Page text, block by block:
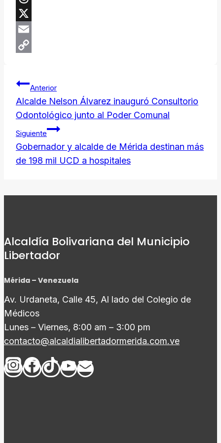
Threads
X
Email
Navegación
de
entradas
Anterior
Alcalde Nelson Álvarez inauguró Consultorio
Odontológico junto al Poder Comunal
Siguiente
Gobernador y alcalde de Mérida destinan más
de 198 mil UCD a hospitales
Alcaldía Bolivariana del Municipio
Libertador
Mérida – Venezuela
Av. Urdaneta, Calle 45, Al lado del Colegio de
Médicos
Lunes – Viernes, 8:00 am – 3:00 pm
contacto@alcaldialibertadormerida.com.ve